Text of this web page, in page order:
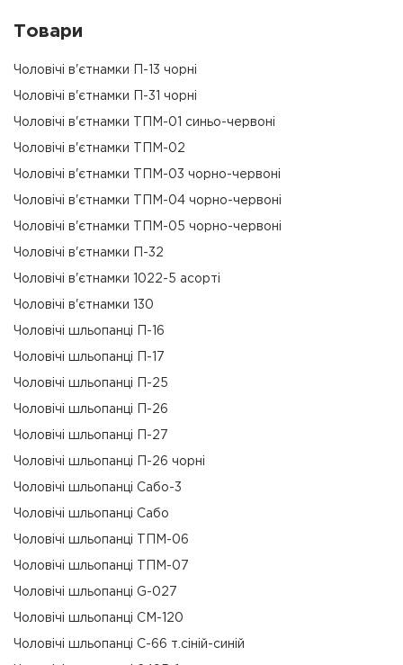
Товари
Чоловічі в'єтнамки П-13 чорні
Чоловічі в'єтнамки П-31 чорні
Чоловічі в'єтнамки ТПМ-01 синьо-червоні
Чоловічі в'єтнамки ТПМ-02
Чоловічі в'єтнамки ТПМ-03 чорно-червоні
Чоловічі в'єтнамки ТПМ-04 чорно-червоні
Чоловічі в'єтнамки ТПМ-05 чорно-червоні
Чоловічі в'єтнамки П-32
Чоловічі в'єтнамки 1022-5 асорті
Чоловічі в'єтнамки 130
Чоловічі шльопанці П-16
Чоловічі шльопанці П-17
Чоловічі шльопанці П-25
Чоловічі шльопанці П-26
Чоловічі шльопанці П-27
Чоловічі шльопанці П-26 чорні
Чоловічі шльопанці Сабо-3
Чоловічі шльопанці Сабо
Чоловічі шльопанці ТПМ-06
Чоловічі шльопанці ТПМ-07
Чоловічі шльопанці G-027
Чоловічі шльопанці СМ-120
Чоловічі шльопанці С-66 т.сіній-синій